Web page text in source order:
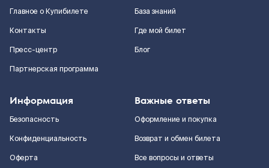
Главное о Купибилете
Контакты
Пресс-центр
Партнерская программа
База знаний
Где мой билет
Блог
Информация
Безопасность
Конфиденциальность
Оферта
Важные ответы
Оформление и покупка
Возврат и обмен билета
Все вопросы и ответы